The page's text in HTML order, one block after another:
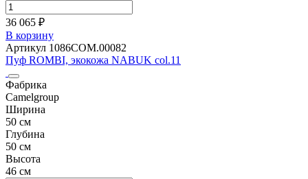
36 065 ₽
В корзину
Артикул 1086СОМ.00082
Пуф ROMBI, экокожа NABUK col.11
Фабрика
Camelgroup
Ширина
50 см
Глубина
50 см
Высота
46 см